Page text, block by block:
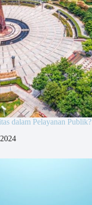
dalam Pelayanan Publik?